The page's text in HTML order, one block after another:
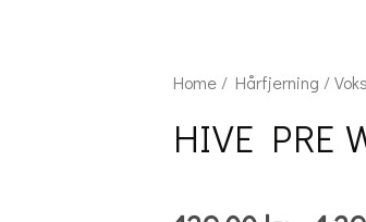
Home/ Hårfjerning /
HIVE PRE
HIVE
WAX